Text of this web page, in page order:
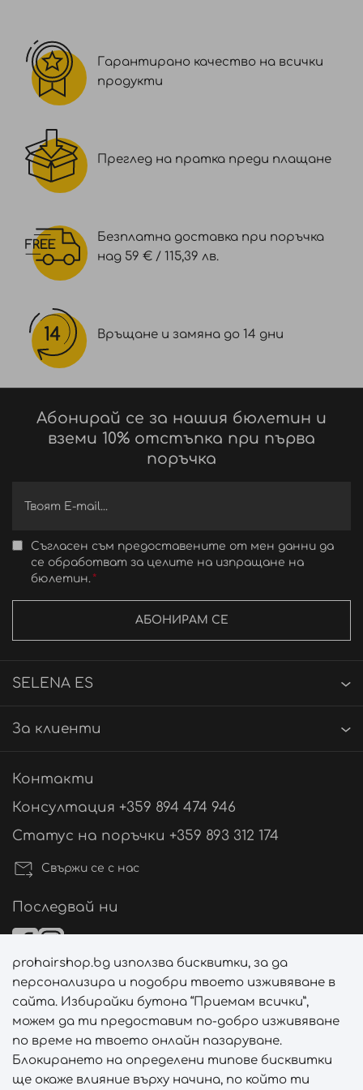
Гарантирано качество на всички
продукти
Преглед на пратка преди плащане
Безплатна доставка при поръчка
над 59 € / 115,39 лв.
Връщане и замяна до 14 дни
Абонирай се за нашия бюлетин и
вземи 10% отстъпка при първа
поръчка
Съгласен съм предоставените от мен данни да
се обработват за целите на изпращане на
бюлетин.
АБОНИРАМ СЕ
SELENA ES
За клиенти
Контакти
Консултация +359 894 474 946
Статус на поръчки +359 893 312 174
Свържи се с нас
Последвай ни
Начини на плащане
Начини на доставка
prohairshop.bg използва бисквитки, за да
персонализира и подобри твоето изживяване в
сайта. Избирайки бутона “Приемам всички”,
можем да ти предоставим по-добро изживяване
по време на твоето онлайн пазаруване.
Блокирането на определени типове бисквитки
ще окаже влияние върху начина, по който ти